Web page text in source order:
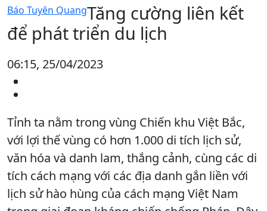
Báo Tuyên QuangTăng cường liên kết
để phát triển du lịch
06:15, 25/04/2023
Tỉnh ta nằm trong vùng Chiến khu Việt Bắc,
với lợi thế vùng có hơn 1.000 di tích lịch sử,
văn hóa và danh lam, thắng cảnh, cùng các di
tích cách mạng với các địa danh gắn liền với
lịch sử hào hùng của cách mạng Việt Nam